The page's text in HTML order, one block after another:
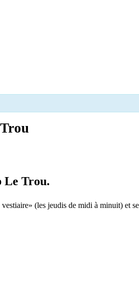
Le Trou.
(les jeudis de midi à minuit) et